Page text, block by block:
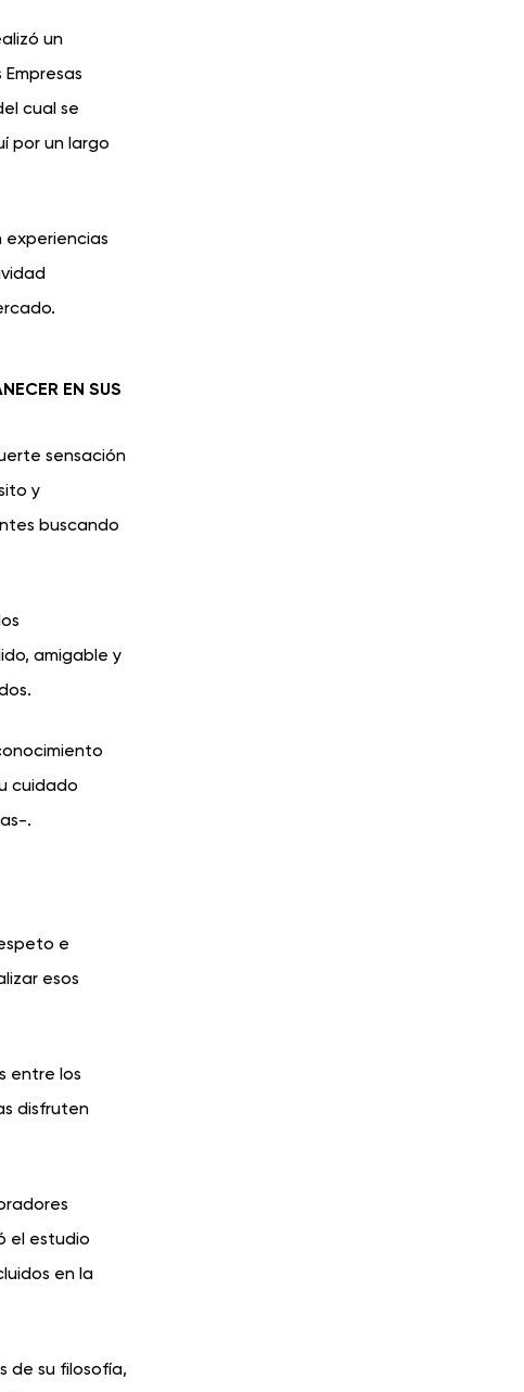
un
cual se
por un largo
experiencias
EN SUS
sensación
y
buscando
amigable y
cuidado
.
e
esos
entre los
disfruten
el estudio
en la
de su filosofía,